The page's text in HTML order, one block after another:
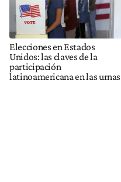
Elecciones en Estados
Unidos: las claves de la
participación
latinoamericana en las urnas